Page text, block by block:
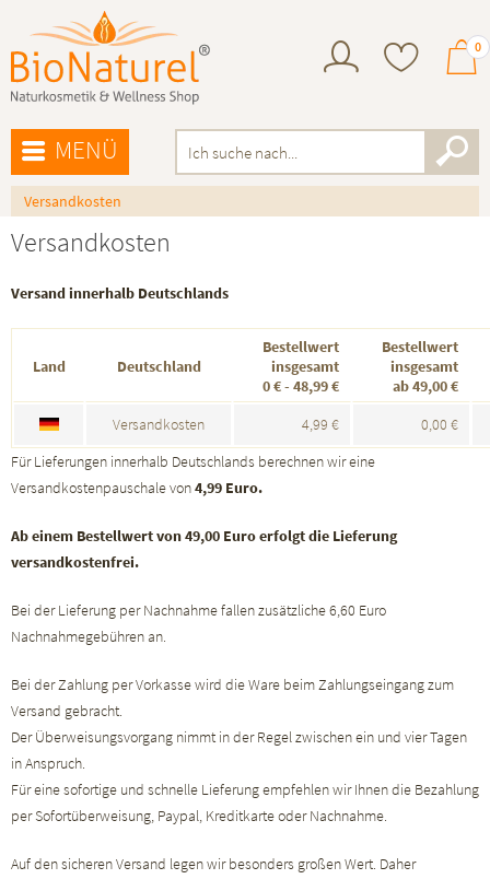
0
MENÜ
Versandkosten
Versandkosten
Versand innerhalb Deutschlands
Land Deutschland
Bestellwert
insgesamt
0 € - 48,99 €
Bestellwert
insgesamt
ab 49,00 €
Versandkosten
4,99 €
0,00 €
Für Lieferungen innerhalb Deutschlands berechnen wir eine
Versandkostenpauschale von4,99 Euro.
Ab einem Bestellwert von 49,00 Euro erfolgt die Lieferung
versandkostenfrei.
Bei der Lieferung per Nachnahme fallen zusätzliche 6,60 Euro
Nachnahmegebühren an.
Bei der Zahlung per Vorkasse wird die Ware beim Zahlungseingang zum
Versand gebracht.
Der Überweisungsvorgang nimmt in der Regel zwischen ein und vier Tagen
in Anspruch.
Für eine sofortige und schnelle Lieferung empfehlen wir Ihnen die Bezahlung
per Sofortüberweisung, Paypal, Kreditkarte oder Nachnahme.
Auf den sicheren Versand legen wir besonders großen Wert. Daher